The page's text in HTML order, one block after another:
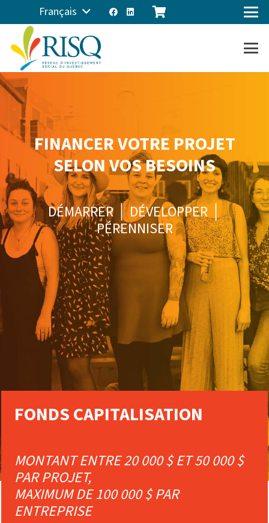
Français
FINANCER VOTRE PROJET
SELON VOS BESOINS
DÉMARRER │ DÉVELOPPER │
PÉRENNISER
FONDS CAPITALISATION
MONTANT ENTRE 20 000 $ ET 50 000 $
PAR PROJET,
MAXIMUM DE 100 000 $ PAR
ENTREPRISE